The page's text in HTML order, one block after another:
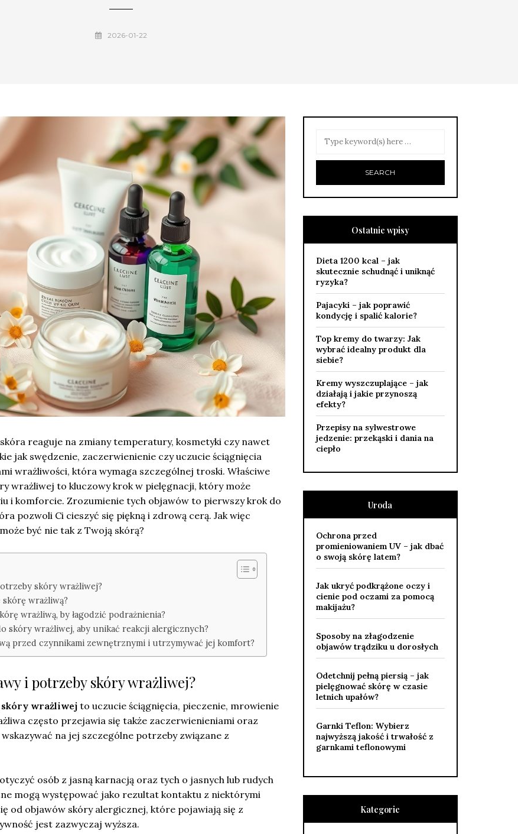
2026-01-22
reaguje na zmiany temperatury, kosmetyki czy nawet
jak swędzenie, zaczerwienienie czy uczucie ściągnięcia
wrażliwości, która wymaga szczególnej troski. Właściwe
wrażliwej to kluczowy krok w pielęgnacji, który może
i komforcie. Zrozumienie tych objawów to pierwszy krok do
pozwoli Ci cieszyć się piękną i zdrową cerą. Jak więc
być nie tak z Twoją skórą?
skóry wrażliwej?
wrażliwą?
wrażliwą, by łagodzić podrażnienia?
skóry wrażliwej, aby unikać reakcji alergicznych?
przed czynnikami zewnętrznymi i utrzymywać jej komfort?
i potrzeby skóry wrażliwej?
skóry wrażliwej to uczucie ściągnięcia, pieczenie, mrowienie
często przejawia się także zaczerwienieniami oraz
wskazywać na jej szczególne potrzeby związane z
osób z jasną karnacją oraz tych o jasnych lub rudych
mogą występować jako rezultat kontaktu z niektórymi
od objawów skóry alergicznej, które pojawiają się z
jest zazwyczaj wyższa.
Ostatnie wpisy
Dieta 1200 kcal – jak
skutecznie schudnąć i uniknąć
ryzyka?
Pajacyki – jak poprawić
kondycję i spalić kalorie?
Top kremy do twarzy: Jak
wybrać idealny produkt dla
siebie?
Kremy wyszczuplające – jak
działają i jakie przynoszą
efekty?
Przepisy na sylwestrowe
jedzenie: przekąski i dania na
ciepło
Uroda
Ochrona przed
promieniowaniem UV – jak dbać
o swoją skórę latem?
Jak ukryć podkrążone oczy i
cienie pod oczami za pomocą
makijażu?
Sposoby na złagodzenie
objawów trądziku u dorosłych
Odetchnij pełną piersią – jak
pielęgnować skórę w czasie
letnich upałów?
Garnki Teflon: Wybierz
najwyższą jakość i trwałość z
garnkami teflonowymi
Kategorie